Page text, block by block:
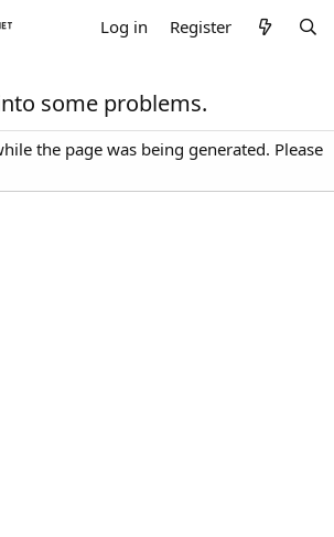
Log in Register
some problems.
the page was being generated. Please